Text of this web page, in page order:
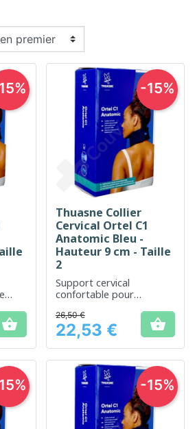

Thuasne Collier
Cervical Ortel C1
Anatomic Bleu -
Hauteur 9 cm - Taille
2
Support cervical
confortable pour
améliorer la posture du
cou
Prix
26,50 €
22,53 € 
-15%
-15%